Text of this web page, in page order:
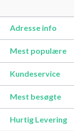
Adresse info
Mest populære
Kundeservice
Mest besøgte
Hurtig Levering